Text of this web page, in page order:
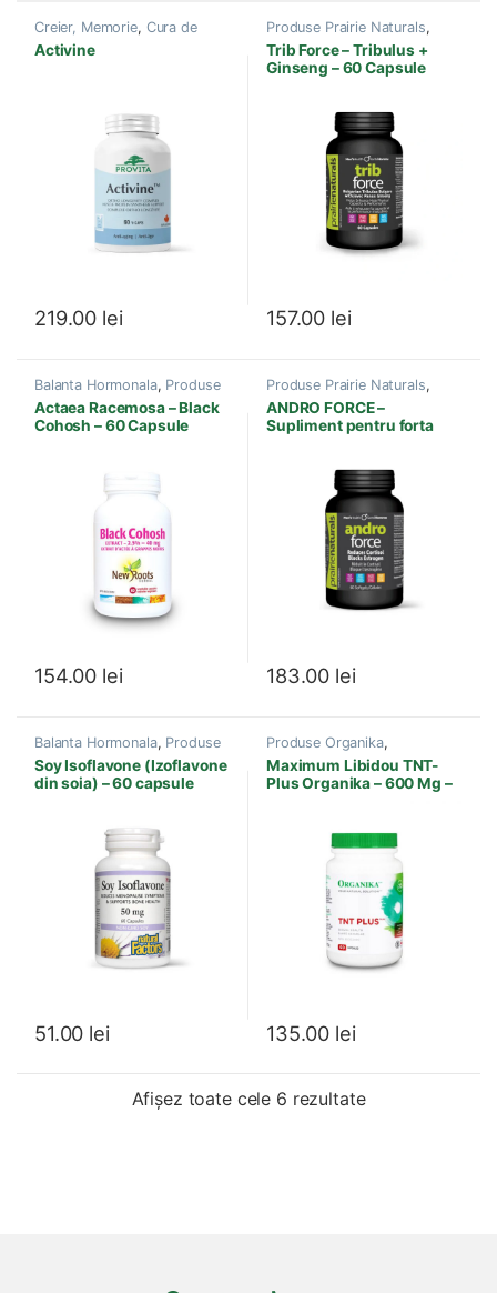
Creier, Memorie, Cura de
slabire, Obezitate
Provita Nutrition
Activine
219.00 lei
Produse Prairie Naturals,
Sexualitate
Trib Force – Tribulus +
Ginseng – 60 Capsule
157.00 lei
Balanta Hormonala, Produse
New Roots
Sexualitate,
Vitamine si Minerale
Actaea Racemosa – Black
Cohosh – 60 Capsule
154.00 lei
Produse Prairie Naturals,
Sexualitate
ANDRO FORCE –
Supliment pentru forta
183.00 lei
Balanta Hormonala, Produse
Natural Factors
Sexualitate
Soy Isoflavone (Izoflavone
din soia) – 60 capsule
51.00 lei
Produse Organika,
Sexualitate
Maximum Libidou TNT-
Plus Organika – 600 Mg –
135.00 lei
Afișez toate cele 6 rezultateSortat după